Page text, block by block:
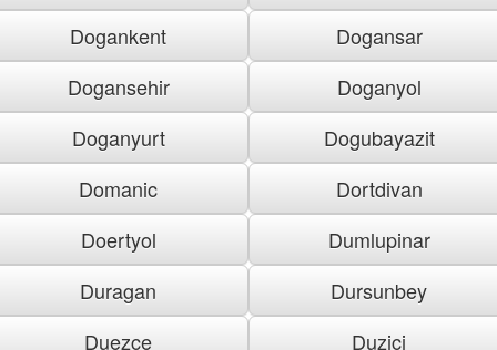
Dogankent
Dogansar
Dogansehir
Doganyol
Doganyurt
Dogubayazit
Domanic
Dortdivan
Doertyol
Dumlupinar
Duragan
Dursunbey
Duezce
Duzici